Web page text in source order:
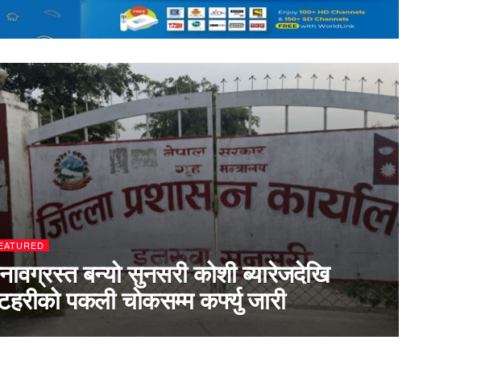
बन्यो सुनसरी कोशी ब्यारेजदेखि
पकली चोकसम्म कर्फ्यु जारी